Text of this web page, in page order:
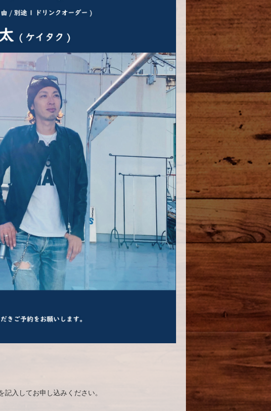
入してお申し込みください。